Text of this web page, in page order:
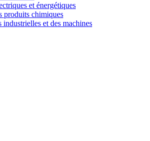
et énergétiques
produits chimiques
et des machines